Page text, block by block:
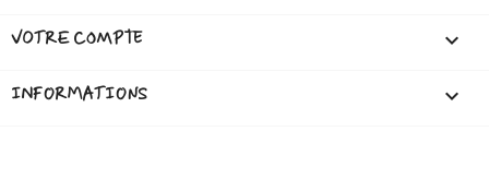
VOTRE COMPTE 
INFORMATIONS keyboard_arrow_down